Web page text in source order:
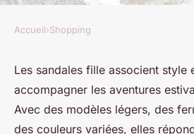
SHOPPING
Sandales fille :
prix réduits
Ambre•25 juillet 2025• 10 min de
Accueil›Shopping
Les sandales fille associent style
accompagner les aventures
Avec des modèles légers, des
des couleurs variées, elles